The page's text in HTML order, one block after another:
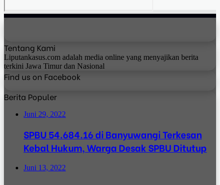
Tentang Kami
Liputankasus.com adalah media online yang menyajikan berita
terkini Jawa Timur dan Nasional
Find us on Facebook
Berita Populer
Juni 29, 2022
SPBU 54.684.16 di Banyuwangi Terkesan
Kebal Hukum, Warga Desak SPBU Ditutup
Juni 13, 2022